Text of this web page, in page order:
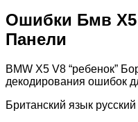
Ошибки Бмв Х5
Панели
BMW X5 V8 “ребенок”
декодирования ошибок
Британский язык русский